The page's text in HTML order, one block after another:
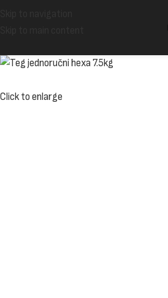
Click to enlarge